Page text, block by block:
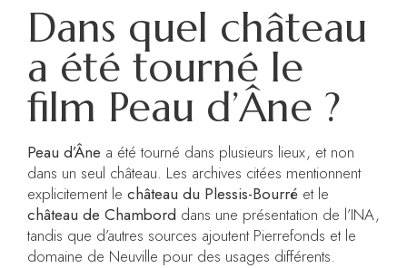
Dans quel château
a été tourné le
film Peau d’Âne ?
Peau d’Âne a été tourné dans plusieurs lieux, et non
dans un seul château. Les archives citées mentionnent
explicitement le château du Plessis-Bourré et le
château de Chambord dans une présentation de l’INA,
tandis que d’autres sources ajoutent Pierrefonds et le
domaine de Neuville pour des usages différents.